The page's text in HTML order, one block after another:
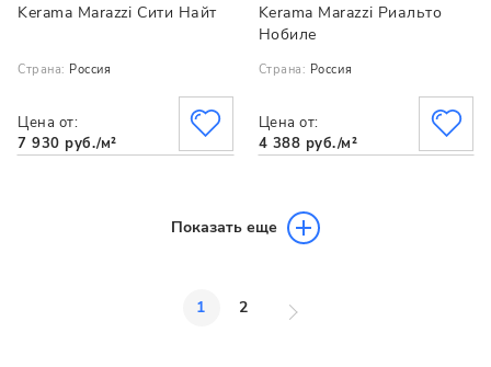
Kerama Marazzi Сити Найт
Страна: Россия
Цена от:
7 930 руб./м²
Kerama Marazzi Риальто
Нобиле
Страна: Россия
Цена от:
4 388 руб./м²
Показать еще
1 2